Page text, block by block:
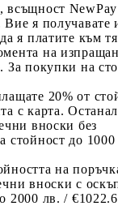
всъщност
я получавате
я платите към
на
За покупки на
20% от
с карта.
вноски без
стойност до
на
вноски с
2000 лв. /